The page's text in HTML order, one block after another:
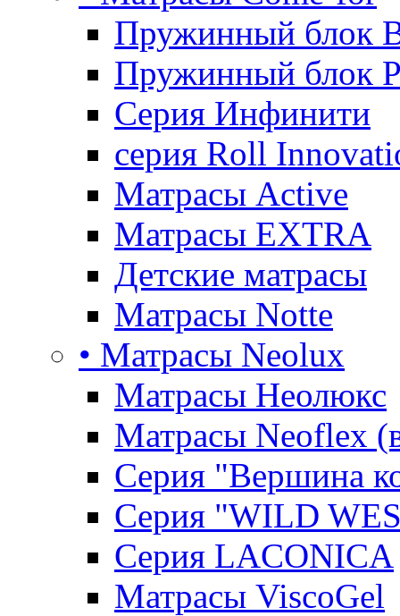
Пружинный блок
Пружинный блок
Серия Инфинити
серия Roll
Матрасы Active
Матрасы EXTRA
Детские матрасы
Матрасы Notte
• Матрасы Neolux
Матрасы Неолюкс
Матрасы Neoflex
Серия "Вершина
Серия "WILD
Серия LACONICA
Матрасы ViscoGel